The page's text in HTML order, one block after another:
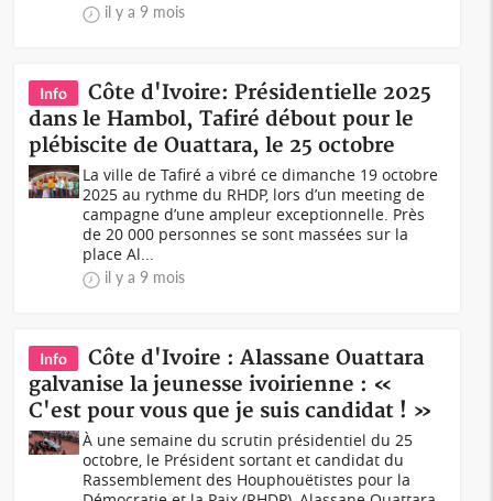
il y a 9 mois
Info
Côte d'Ivoire: Présidentielle 2025
dans le Hambol, Tafiré débout pour le
plébiscite de Ouattara, le 25 octobre
La ville de Tafiré a vibré ce dimanche 19 octobre
2025 au rythme du RHDP, lors d’un meeting de
campagne d’une ampleur exceptionnelle. Près
de 20 000 personnes se sont massées sur la
place Al...
il y a 9 mois
Info
Côte d'Ivoire : Alassane Ouattara
galvanise la jeunesse ivoirienne : «
C'est pour vous que je suis candidat ! »
À une semaine du scrutin présidentiel du 25
octobre, le Président sortant et candidat du
Rassemblement des Houphouëtistes pour la